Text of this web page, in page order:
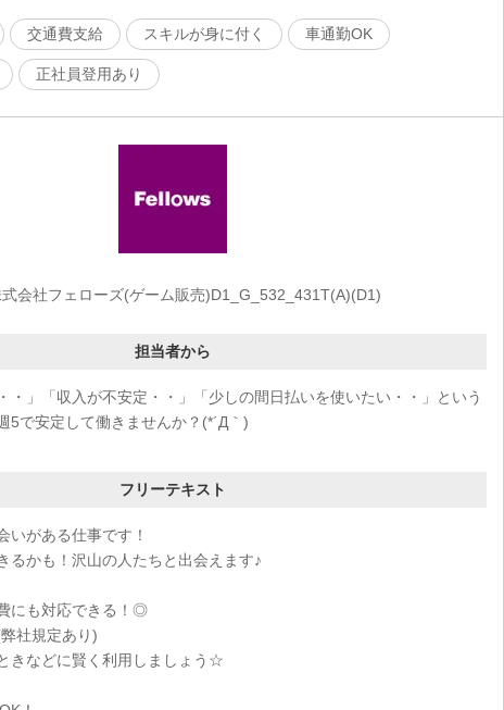
交通費支給 スキルが身に付く 車通勤OK
正社員登用あり
会社フェローズ(ゲーム販売)D1_G_532_431T(A)(D1)
担当者から
・」「収入が不安定・・」「少しの間日払いを使いたい・・」という
5で安定して働きませんか？(*´Д｀)
フリーテキスト
いがある仕事です！
るかも！沢山の人たちと出会えます♪
にも対応できる！◎
社規定あり)
きなどに賢く利用しましょう☆